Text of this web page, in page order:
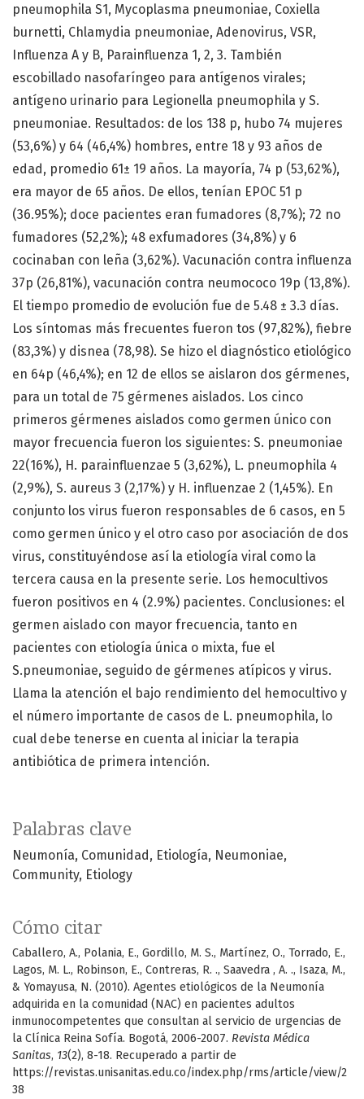
Palabras clave
Neumonía Comunidad Etiología
Neumoniae
Community Etiology
Cómo citar
Caballero, A., Polania, E., Gordillo, M. S., Martínez, O., Torrado, E.,
Lagos, M. L., Robinson, E., Contreras, R. ., Saavedra , A. ., Isaza, M.,
& Yomayusa, N. (2010). Agentes etiológicos de la Neumonía
adquirida en la comunidad (NAC) en pacientes adultos
inmunocompetentes que consultan al servicio de urgencias de
la Clínica Reina Sofía. Bogotá, 2006-2007. Revista Médica
Sanitas, 13(2), 8-18. Recuperado a partir de
https://revistas.unisanitas.edu.co/index.php/rms/article/view/2
38
pneumophila S1, Mycoplasma pneumoniae, Coxiella
burnetti, Chlamydia pneumoniae, Adenovirus, VSR,
Influenza A y B, Parainfluenza 1, 2, 3. También
escobillado nasofaríngeo para antígenos virales;
antígeno urinario para Legionella pneumophila y S.
pneumoniae. Resultados: de los 138 p, hubo 74 mujeres
(53,6%) y 64 (46,4%) hombres, entre 18 y 93 años de
edad, promedio 61± 19 años. La mayoría, 74 p (53,62%),
era mayor de 65 años. De ellos, tenían EPOC 51 p
(36.95%); doce pacientes eran fumadores (8,7%); 72 no
fumadores (52,2%); 48 exfumadores (34,8%) y 6
cocinaban con leña (3,62%). Vacunación contra influenza
37p (26,81%), vacunación contra neumococo 19p (13,8%).
El tiempo promedio de evolución fue de 5.48 ± 3.3 días.
Los síntomas más frecuentes fueron tos (97,82%), fiebre
(83,3%) y disnea (78,98). Se hizo el diagnóstico etiológico
en 64p (46,4%); en 12 de ellos se aislaron dos gérmenes,
para un total de 75 gérmenes aislados. Los cinco
primeros gérmenes aislados como germen único con
mayor frecuencia fueron los siguientes: S. pneumoniae
22(16%), H. parainfluenzae 5 (3,62%), L. pneumophila 4
(2,9%), S. aureus 3 (2,17%) y H. influenzae 2 (1,45%). En
conjunto los virus fueron responsables de 6 casos, en 5
como germen único y el otro caso por asociación de dos
virus, constituyéndose así la etiología viral como la
tercera causa en la presente serie. Los hemocultivos
fueron positivos en 4 (2.9%) pacientes. Conclusiones: el
germen aislado con mayor frecuencia, tanto en
pacientes con etiología única o mixta, fue el
S.pneumoniae, seguido de gérmenes atípicos y virus.
Llama la atención el bajo rendimiento del hemocultivo y
el número importante de casos de L. pneumophila, lo
cual debe tenerse en cuenta al iniciar la terapia
antibiótica de primera intención.